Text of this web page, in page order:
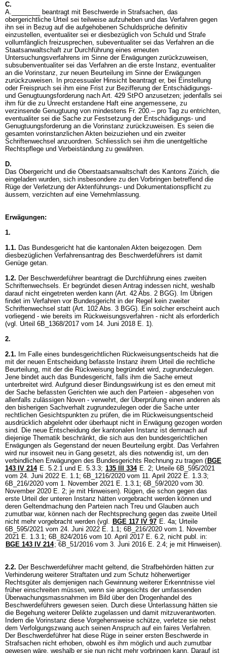
C.
A.________ beantragt mit Beschwerde in Strafsachen, das
obergerichtliche Urteil sei teilweise aufzuheben und das Verfahren gegen
ihn sei in Bezug auf die aufgehobenen Schuldsprüche definitiv
einzustellen, eventualiter sei er diesbezüglich von Schuld und Strafe
vollumfänglich freizusprechen, subeventualiter sei das Verfahren an die
Staatsanwaltschaft zur Durchführung eines erneuten
Untersuchungsverfahrens im Sinne der Erwägungen zurückzuweisen,
subsubenventualiter sei das Verfahren an die erste Instanz, eventualiter
an die Vorinstanz, zur neuen Beurteilung im Sinne der Erwägungen
zurückzuweisen. In prozessualer Hinsicht beantragt er, bei Einstellung
oder Freispruch sei ihm eine Frist zur Bezifferung der Entschädigungs-
und Genugtuungsforderung nach Art. 429 StPO anzusetzen; jedenfalls sei
ihm für die zu Unrecht erstandene Haft eine angemessene, zu
verzinsende Genugtuung von mindestens Fr. 200.-- pro Tag zu entrichten,
eventualiter sei die Sache zur Festsetzung der Entschädigungs- und
Genugtuungsforderung an die Vorinstanz zurückzuweisen. Es seien die
gesamten vorinstanzlichen Akten beizuziehen und ein zweiter
Schriftenwechsel anzuordnen. Schliesslich sei ihm die unentgeltliche
Rechtspflege und Verbeiständung zu gewähren.
D.
Das Obergericht und die Oberstaatsanwaltschaft des Kantons Zürich, die
eingeladen wurden, sich insbesondere zu den Vorbringen betreffend die
Rüge der Verletzung der Aktenführungs- und Dokumentationspflicht zu
äussern, verzichten auf eine Vernehmlassung.
Erwägungen:
1.
1.1. Das Bundesgericht hat die kantonalen Akten beigezogen. Dem
diesbezüglichen Verfahrensantrag des Beschwerdeführers ist damit
Genüge getan.
1.2. Der Beschwerdeführer beantragt die Durchführung eines zweiten
Schriftenwechsels. Er begründet diesen Antrag indessen nicht, weshalb
darauf nicht eingetreten werden kann (Art. 42 Abs. 2 BGG). Im Übrigen
findet im Verfahren vor Bundesgericht in der Regel kein zweiter
Schriftenwechsel statt (Art. 102 Abs. 3 BGG). Ein solcher erscheint auch
vorliegend - wie bereits im Rückweisungsverfahren - nicht als erforderlich
(vgl. Urteil 6B_1368/2017 vom 14. Juni 2018 E. 1).
2.
2.1. Im Falle eines bundesgerichtlichen Rückweisungsentscheids hat die
mit der neuen Entscheidung befasste Instanz ihrem Urteil die rechtliche
Beurteilung, mit der die Rückweisung begründet wird, zugrundezulegen.
Jene bindet auch das Bundesgericht, falls ihm die Sache erneut
unterbreitet wird. Aufgrund dieser Bindungswirkung ist es den erneut mit
der Sache befassten Gerichten wie auch den Parteien - abgesehen von
allenfalls zulässigen Noven - verwehrt, der Überprüfung einen anderen als
den bisherigen Sachverhalt zugrundezulegen oder die Sache unter
rechtlichen Gesichtspunkten zu prüfen, die im Rückweisungsentscheid
ausdrücklich abgelehnt oder überhaupt nicht in Erwägung gezogen worden
sind. Die neue Entscheidung der kantonalen Instanz ist demnach auf
diejenige Thematik beschränkt, die sich aus den bundesgerichtlichen
Erwägungen als Gegenstand der neuen Beurteilung ergibt. Das Verfahren
wird nur insoweit neu in Gang gesetzt, als dies notwendig ist, um den
verbindlichen Erwägungen des Bundesgerichts Rechnung zu tragen ( BGE
143 IV 214 E. 5.2.1 und E. 5.3.3; 135 III 334 E. 2; Urteile 6B_595/2021
vom 24. Juni 2022 E. 1.1; 6B_1216/2020 vom 11. April 2022 E. 1.3.3;
6B_216/2020 vom 1. November 2021 E. 1.3.1; 6B_59/2020 vom 30.
November 2020 E. 2; je mit Hinweisen). Rügen, die schon gegen das
erste Urteil der unteren Instanz hätten vorgebracht werden können und
deren Geltendmachung den Parteien nach Treu und Glauben auch
zumutbar war, können nach der Rechtsprechung gegen das zweite Urteil
nicht mehr vorgebracht werden (vgl. BGE 117 IV 97 E. 4a; Urteile
6B_595/2021 vom 24. Juni 2022 E. 1.1; 6B_216/2020 vom 1. November
2021 E. 1.3.1; 6B_824/2016 vom 10. April 2017 E. 6.2, nicht publ. in:
BGE 143 IV 214; 6B_51/2016 vom 3. Juni 2016 E. 2.4; je mit Hinweisen).
2.2. Der Beschwerdeführer macht geltend, die Strafbehörden hätten zur
Verhinderung weiterer Straftaten und zum Schutz höherwertiger
Rechtsgüter als demjenigen nach Gewinnung weiterer Erkenntnisse viel
früher einschreiten müssen, wenn sie angesichts der umfassenden
Überwachungsmassnahmen im Bild über den Drogenhandel des
Beschwerdeführers gewesen seien. Durch diese Unterlassung hätten sie
die Begehung weiterer Delikte zugelassen und damit mitzuverantworten.
Indem die Vorinstanz diese Vorgehensweise schütze, verletze sie nebst
dem Verfolgungszwang auch seinen Anspruch auf ein faires Verfahren.
Der Beschwerdeführer hat diese Rüge in seiner ersten Beschwerde in
Strafsachen nicht erhoben, obwohl es ihm möglich und auch zumutbar
gewesen wäre, weshalb er sie nun nicht mehr vorbringen kann. Darauf ist